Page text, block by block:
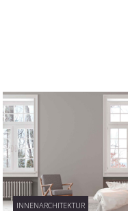
INNENARCHITEKTUR